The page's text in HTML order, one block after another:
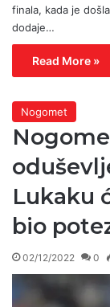
finala, kada je
dodaje…
Read More »
Nogomet
Lukaku
bio
02/12/2022 0